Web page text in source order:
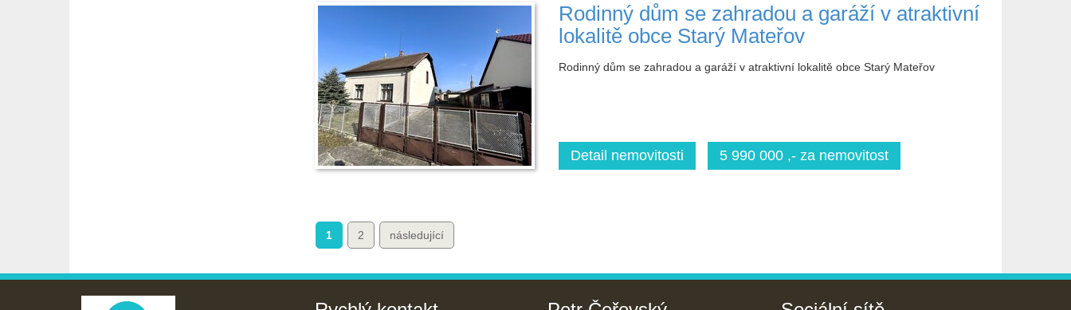
Rodinný dům se zahradou a garáží v atraktivní
lokalitě obce Starý Mateřov
Rodinný dům se zahradou a garáží v atraktivní lokalitě obce Starý Mateřov
Detail nemovitosti 5 990 000 ,- za nemovitost
1 2 následující